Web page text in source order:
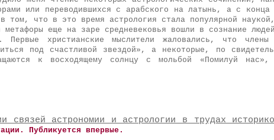
или переводившихся с арабского на латынь, а с
том, что в это время астрология стала популярной
еще на заре средневековья вошли в сознание
христианские мыслители жаловались, что
под счастливой звездой», а некоторые, по
к восходящему солнцу с мольбой «Помилуй нас»,
связей астрономии и астрологии в трудах
Публикуется впервые.